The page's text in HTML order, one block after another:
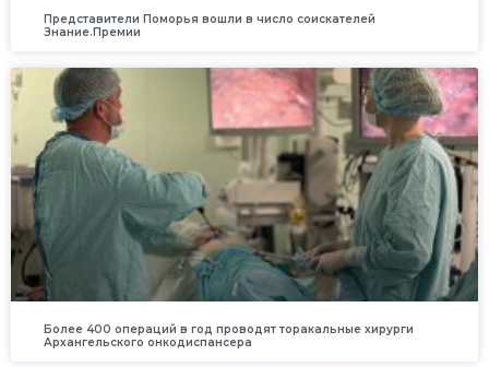
Представители Поморья вошли в число соискателей
Знание.Премии
Более 400 операций в год проводят торакальные хирурги
Архангельского онкодиспансера